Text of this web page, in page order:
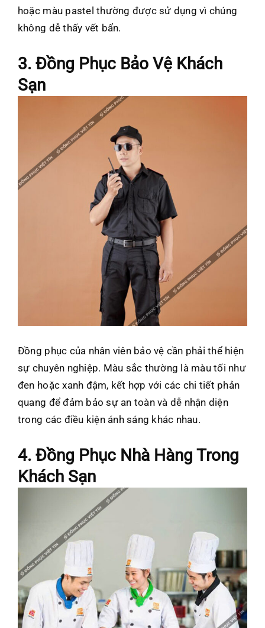
hoặc màu pastel thường được sử dụng vì chúng
không dễ thấy vết bẩn.
3. Đồng Phục Bảo Vệ Khách
Sạn
Đồng phục của nhân viên bảo vệ cần phải thể hiện
sự chuyên nghiệp. Màu sắc thường là màu tối như
đen hoặc xanh đậm, kết hợp với các chi tiết phản
quang để đảm bảo sự an toàn và dễ nhận diện
trong các điều kiện ánh sáng khác nhau.
4. Đồng Phục Nhà Hàng Trong
Khách Sạn